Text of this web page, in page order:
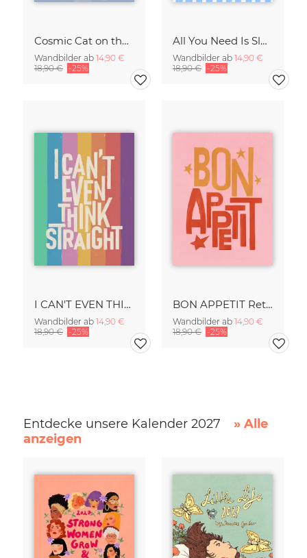
Cosmic Cat on the Moon - Surreal Space Collage Fine Art Print
Wandbilder ab 14,90 €
18,90 € -25%
All You Need Is Sleep Art Print - Retro Striped Bedroom Poster
Wandbilder ab 14,90 €
18,90 € -25%
I CAN'T EVEN THINK STRAIGHT Retro Typography - Painted Art Print
Wandbilder ab 14,90 €
18,90 € -25%
BON APPETIT Retro Painted Typography - Kitchen Fine Art Print
Wandbilder ab 14,90 €
18,90 € -25%
Entdecke unsere Kalender 2027
» Alle
anzeigen